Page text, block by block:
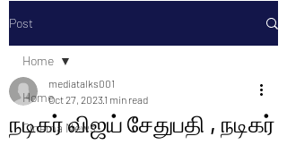
Post
Home
Cinema News
Home
நடிகர் விஜய் சேதுபதி , நடிகர்
mediatalks001
Oct 27, 2023 1 min read